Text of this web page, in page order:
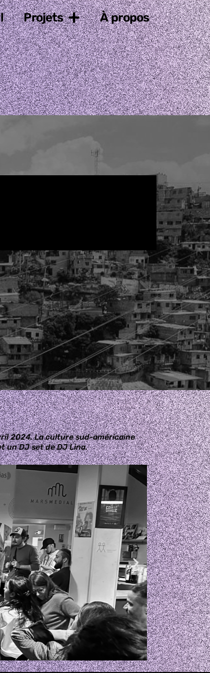
Projets À propos
2024. La culture sud-américaine
un DJ set de DJ Lina.